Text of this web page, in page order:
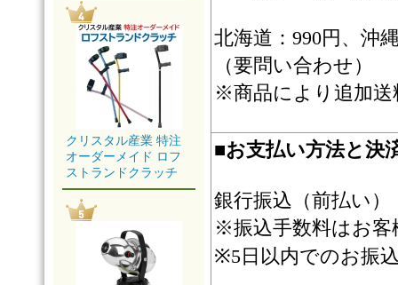
クリスタル産業 特注
オーダーメイド ロフ
ストランドクラッチ
北海道：990円、沖
（要問い合わせ）
※商品により追加
■お支払い方法と決
銀行振込（前払い）
※振込手数料はお
※5日以内でのお振